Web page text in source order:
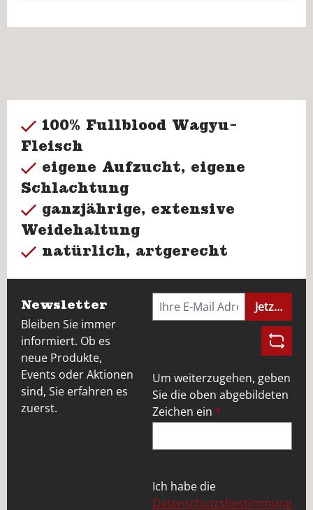
100% Fullblood Wagyu-
Fleisch
eigene Aufzucht, eigene
Schlachtung
ganzjährige, extensive
Weidehaltung
natürlich, artgerecht
Newsletter
Bleiben Sie immer
informiert. Ob es
neue Produkte,
Events oder Aktionen
sind, Sie erfahren es
zuerst.
Jetzt
Um weiterzugehen, geben
Sie die oben abgebildeten
Zeichen ein *
Ich habe die
Datenschutzsbestimmung